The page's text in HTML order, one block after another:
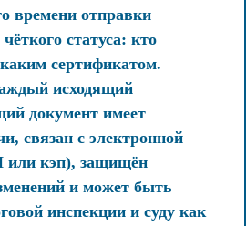
времени отправки
статуса: кто
сертификатом.
исходящий
документ имеет
связан с электронной
кэп), защищён
и может быть
инспекции и суду как